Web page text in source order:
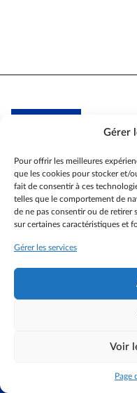
Gérer
Pour offrir les meilleures
que les cookies pour stocker et/
fait de consentir à ces
telles que le comportement de
de ne pas consentir ou de
sur certaines caractéristiques et
Gérer les services
Voir
Page
Actualités
Espace membres
Coin des aidants
Contactez-nous
S’identifier